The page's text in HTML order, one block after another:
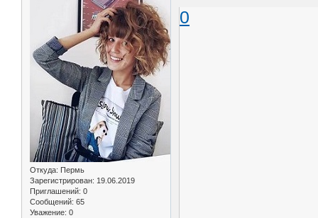
Откуда: Пермь
Зарегистрирован: 19.06.2019
Приглашений: 0
Сообщений: 65
Уважение: 0
0